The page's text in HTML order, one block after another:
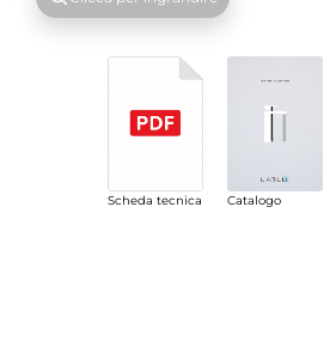
Scheda tecnica Catalogo